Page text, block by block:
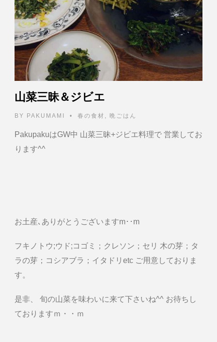
山菜三昧＆ジビエ
BY PAKUMAMI • 春の食材 晩ごはん
PakupakuはGW中 山菜三昧+ジビエ料理で 営業してお
ります^^
お土産､ありがとうございますm･･m
フキノトウ;ウド;コゴミ；クレソン；セリ 木の芽；タ
ラの芽；コシアブラ；イタドリetc ご用意しておりま
す。
是非、 旬の山菜を味わいに来て下さいね^^ お待ちし
ておりますｍ・・ｍ